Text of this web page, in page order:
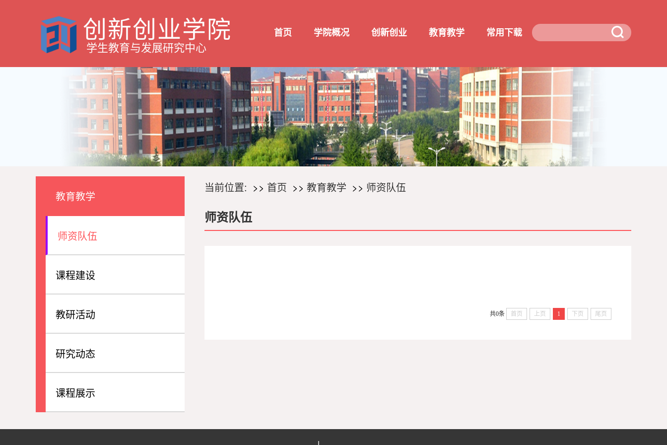
创新创业学院
学生教育与发展研究中心
首页 学院概况 创新创业 教育教学 常用下载
教育教学
师资队伍
课程建设
教研活动
研究动态
课程展示
当前位置: 首页 教育教学 师资队伍
师资队伍
共0条 首页 上页 1 下页 尾页